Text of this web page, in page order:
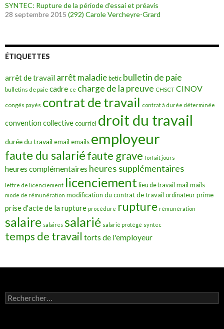
SYNTEC: Rupture de la période d’essai et préavis
28 septembre 2015 (292) Carole Vercheyre-Grard
ÉTIQUETTES
arrêt de travail arrêt maladie betic bulletin de paie
bulletins de paie cadre ce charge de la preuve CHSCT CINOV
congés payés contrat de travail contrat à durée déterminée
convention collective courriel droit du travail
durée du travail email emails employeur
faute du salariéfaute grave forfait jours
heures complémentaires heures supplémentaires
lettre de licenciement licenciement lieu de travail mail mails
mode de rémunération modification du contrat de travail ordinateur prime
prise d'acte de la rupture procédure rupture rémunération
salaire salaires salarié salarié protégé syntec
temps de travail torts de l'employeur
Rechercher :